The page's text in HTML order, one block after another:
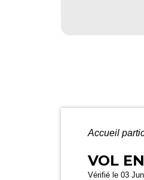
Accueil
VOL
Vérifié le 03